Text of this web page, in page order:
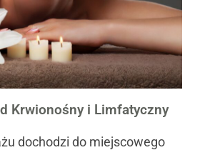
Krwionośny i Limfatyczny
dochodzi do miejscowego